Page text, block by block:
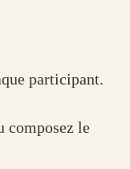
participant.
composez le